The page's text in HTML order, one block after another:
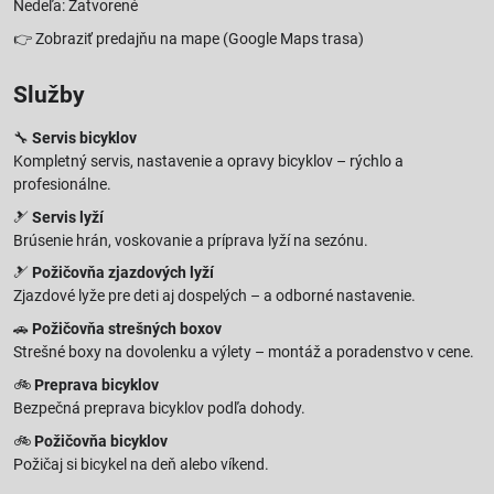
Nedeľa: Zatvorené
👉Zobraziť predajňu na mape (Google Maps trasa)
Služby
🔧 Servis bicyklov
Kompletný servis, nastavenie a opravy bicyklov – rýchlo a
profesionálne.
🎿 Servis lyží
Brúsenie hrán, voskovanie a príprava lyží na sezónu.
🎿 Požičovňa zjazdových lyží
Zjazdové lyže pre deti aj dospelých – a odborné nastavenie.
🚗 Požičovňa strešných boxov
Strešné boxy na dovolenku a výlety – montáž a poradenstvo v cene.
🚲 Preprava bicyklov
Bezpečná preprava bicyklov podľa dohody.
🚲 Požičovňa bicyklov
Požičaj si bicykel na deň alebo víkend.